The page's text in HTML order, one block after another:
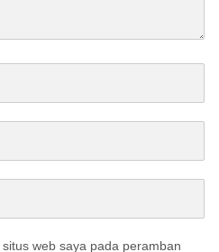
web saya pada peramban